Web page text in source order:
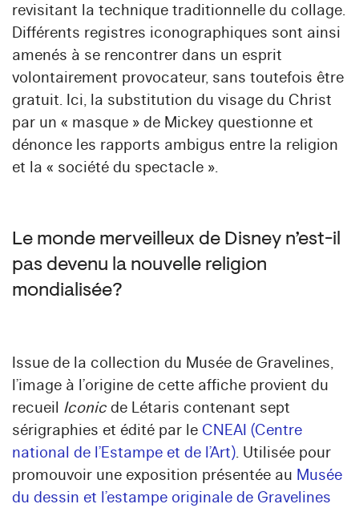
revisitant la technique traditionnelle du collage.
Différents registres iconographiques sont ainsi
amenés à se rencontrer dans un esprit
volontairement provocateur, sans toutefois être
gratuit. Ici, la substitution du visage du Christ
par un « masque » de Mickey questionne et
dénonce les rapports ambigus entre la religion
et la « société du spectacle ».
Le monde merveilleux de Disney n’est-il
pas devenu la nouvelle religion
mondialisée ?
Issue de la collection du Musée de Gravelines,
l’image à l’origine de cette affiche provient du
recueil Iconic de Létaris contenant sept
sérigraphies et édité par le CNEAI (Centre
national de l’Estampe et de l’Art). Utilisée pour
promouvoir une exposition présentée au Musée
du dessin et l’estampe originale de Gravelines